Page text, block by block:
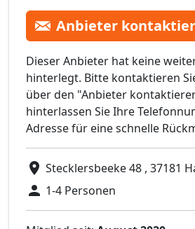
Anbieter
Dieser Anbieter hat keine
hinterlegt. Bitte kontaktieren
über den "Anbieter
hinterlassen Sie Ihre
Adresse für eine schnelle
Stecklersbeeke 48 , 37181
1-4 Personen